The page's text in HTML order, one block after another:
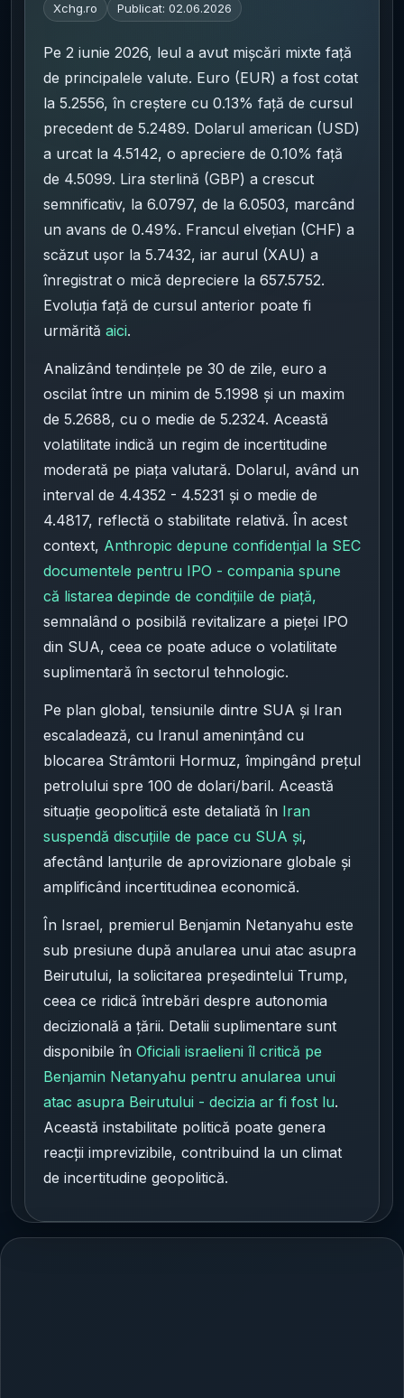
Xchg.ro Publicat: 02.06.2026
Pe 2 iunie 2026, leul a avut mișcări mixte față
de principalele valute. Euro (EUR) a fost cotat
la 5.2556, în creștere cu 0.13% față de cursul
precedent de 5.2489. Dolarul american (USD)
a urcat la 4.5142, o apreciere de 0.10% față
de 4.5099. Lira sterlină (GBP) a crescut
semnificativ, la 6.0797, de la 6.0503, marcând
un avans de 0.49%. Francul elvețian (CHF) a
scăzut ușor la 5.7432, iar aurul (XAU) a
înregistrat o mică depreciere la 657.5752.
Evoluția față de cursul anterior poate fi
urmărită aici.
Analizând tendințele pe 30 de zile, euro a
oscilat între un minim de 5.1998 și un maxim
de 5.2688, cu o medie de 5.2324. Această
volatilitate indică un regim de incertitudine
moderată pe piața valutară. Dolarul, având un
interval de 4.4352 - 4.5231 și o medie de
4.4817, reflectă o stabilitate relativă. În acest
context, Anthropic depune confidențial la SEC
documentele pentru IPO - compania spune
că listarea depinde de condițiile de piață,
semnalând o posibilă revitalizare a pieței IPO
din SUA, ceea ce poate aduce o volatilitate
suplimentară în sectorul tehnologic.
Pe plan global, tensiunile dintre SUA și Iran
escaladează, cu Iranul amenințând cu
blocarea Strâmtorii Hormuz, împingând prețul
petrolului spre 100 de dolari/baril. Această
situație geopolitică este detaliată în Iran
suspendă discuțiile de pace cu SUA și,
afectând lanțurile de aprovizionare globale și
amplificând incertitudinea economică.
În Israel, premierul Benjamin Netanyahu este
sub presiune după anularea unui atac asupra
Beirutului, la solicitarea președintelui Trump,
ceea ce ridică întrebări despre autonomia
decizională a țării. Detalii suplimentare sunt
disponibile în Oficiali israelieni îl critică pe
Benjamin Netanyahu pentru anularea unui
atac asupra Beirutului - decizia ar fi fost lu.
Această instabilitate politică poate genera
reacții imprevizibile, contribuind la un climat
de incertitudine geopolitică.